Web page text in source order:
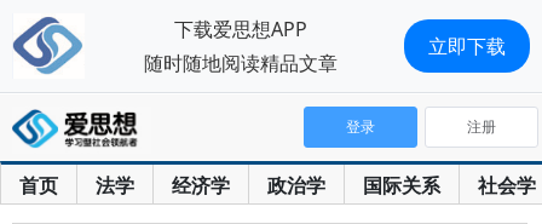
首页 法学 经济学 政治学 国际关系 社会学
登录 注册
下载爱思想APP
随时随地阅读精品文章
立即下载